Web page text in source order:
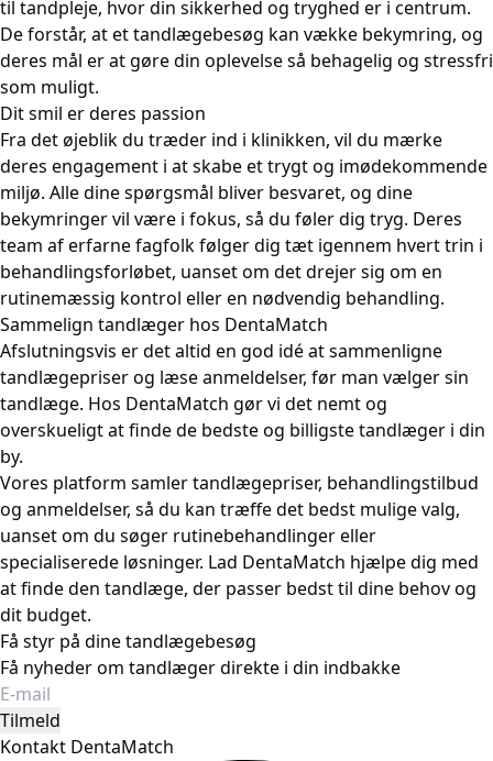
til tandpleje, hvor din sikkerhed og tryghed er i centrum.
De forstår, at et tandlægebesøg kan vække bekymring, og
deres mål er at gøre din oplevelse så behagelig og stressfri
som muligt.
Dit smil er deres passion
Fra det øjeblik du træder ind i klinikken, vil du mærke
deres engagement i at skabe et trygt og imødekommende
miljø. Alle dine spørgsmål bliver besvaret, og dine
bekymringer vil være i fokus, så du føler dig tryg. Deres
team af erfarne fagfolk følger dig tæt igennem hvert trin i
behandlingsforløbet, uanset om det drejer sig om en
rutinemæssig kontrol eller en nødvendig behandling.
Sammelign tandlæger hos DentaMatch
Afslutningsvis er det altid en god idé at sammenligne
tandlægepriser og læse anmeldelser, før man vælger sin
tandlæge. Hos DentaMatch gør vi det nemt og
overskueligt at finde de bedste og billigste tandlæger i din
by.
Vores platform samler tandlægepriser, behandlingstilbud
og anmeldelser, så du kan træffe det bedst mulige valg,
uanset om du søger rutinebehandlinger eller
specialiserede løsninger. Lad DentaMatch hjælpe dig med
at finde den tandlæge, der passer bedst til dine behov og
dit budget.
Få styr på dine tandlægebesøg
Få nyheder om tandlæger direkte i din indbakke
Tilmeld
Kontakt DentaMatch